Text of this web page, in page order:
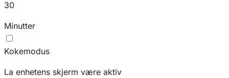
30
Minutter
Kokemodus
La enhetens skjerm være aktiv